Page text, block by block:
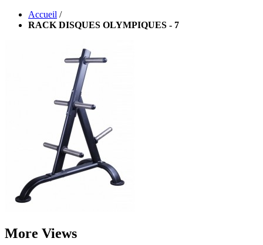
Accueil /
RACK DISQUES OLYMPIQUES - 7
More Views